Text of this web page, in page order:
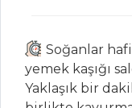
İçecekler
Tarifleri
Soğanlar
yemek kaşığı
Yaklaşık bir